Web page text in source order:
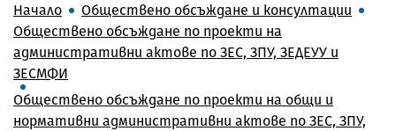
Начало
Обществено обсъждане и консултации
Обществено обсъждане по проекти на
административни актове по ЗЕС, ЗПУ, ЗЕДЕУУ и
ЗЕСМФИ
Обществено обсъждане по проекти на общи и
нормативни административни актове по ЗЕС, ЗПУ,